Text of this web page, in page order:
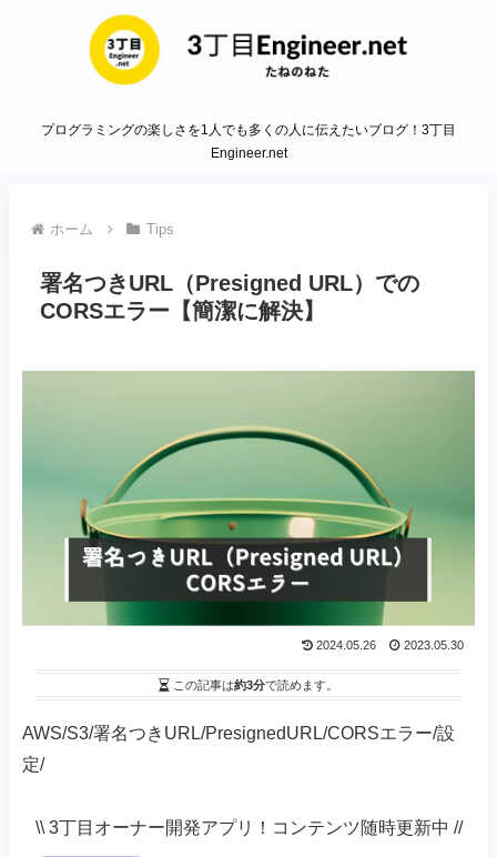
プログラミングの楽しさを1人でも多くの人に伝えたいブログ！3丁目
Engineer.net
ホーム Tips
署名つきURL（Presigned URL）での
CORSエラー【簡潔に解決】
2024.05.26 2023.05.30
この記事は約3分で読めます。
AWS/S3/署名つきURL/PresignedURL/CORSエラー/設
定/
\\ 3丁目オーナー開発アプリ！コンテンツ随時更新中 //